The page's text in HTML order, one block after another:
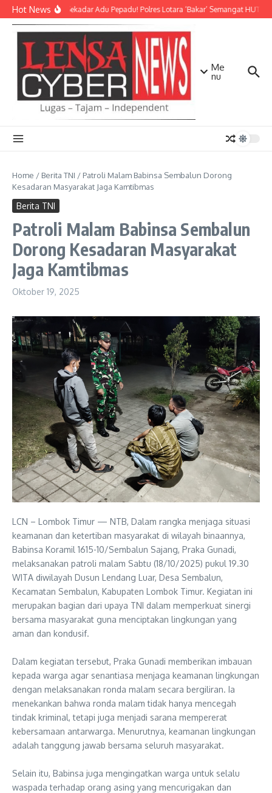
Lewati ke konten
Hot NewsBukan Sekadar Adu Pepadu! Polres Lotara ‘Bakar’ Semangat HUT
Me
nu
Home / Berita TNI / Patroli Malam Babinsa Sembalun Dorong
Kesadaran Masyarakat Jaga Kamtibmas
Berita TNI
Patroli Malam Babinsa Sembalun
Dorong Kesadaran Masyarakat
Jaga Kamtibmas
Oktober 19, 2025
LCN – Lombok Timur — NTB, Dalam rangka menjaga situasi
keamanan dan ketertiban masyarakat di wilayah binaannya,
Babinsa Koramil 1615-10/Sembalun Sajang, Praka Gunadi,
melaksanakan patroli malam Sabtu (18/10/2025) pukul 19.30
WITA diwilayah Dusun Lendang Luar, Desa Sembalun,
Kecamatan Sembalun, Kabupaten Lombok Timur. Kegiatan ini
merupakan bagian dari upaya TNI dalam memperkuat sinergi
bersama masyarakat guna menciptakan lingkungan yang
aman dan kondusif.
‎Dalam kegiatan tersebut, Praka Gunadi memberikan imbauan
kepada warga agar senantiasa menjaga keamanan lingkungan
dengan melaksanakan ronda malam secara bergiliran. Ia
menekankan bahwa ronda malam tidak hanya mencegah
tindak kriminal, tetapi juga menjadi sarana mempererat
kebersamaan antarwarga. Menurutnya, keamanan lingkungan
adalah tanggung jawab bersama seluruh masyarakat.
‎Selain itu, Babinsa juga mengingatkan warga untuk selalu
waspada terhadap orang asing yang mencurigakan dan